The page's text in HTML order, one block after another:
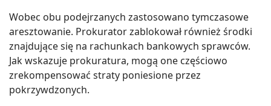
Wobec obu podejrzanych zastosowano tymczasowe
aresztowanie. Prokurator zablokował również środki
znajdujące się na rachunkach bankowych sprawców.
Jak wskazuje prokuratura, mogą one częściowo
zrekompensować straty poniesione przez
pokrzywdzonych.